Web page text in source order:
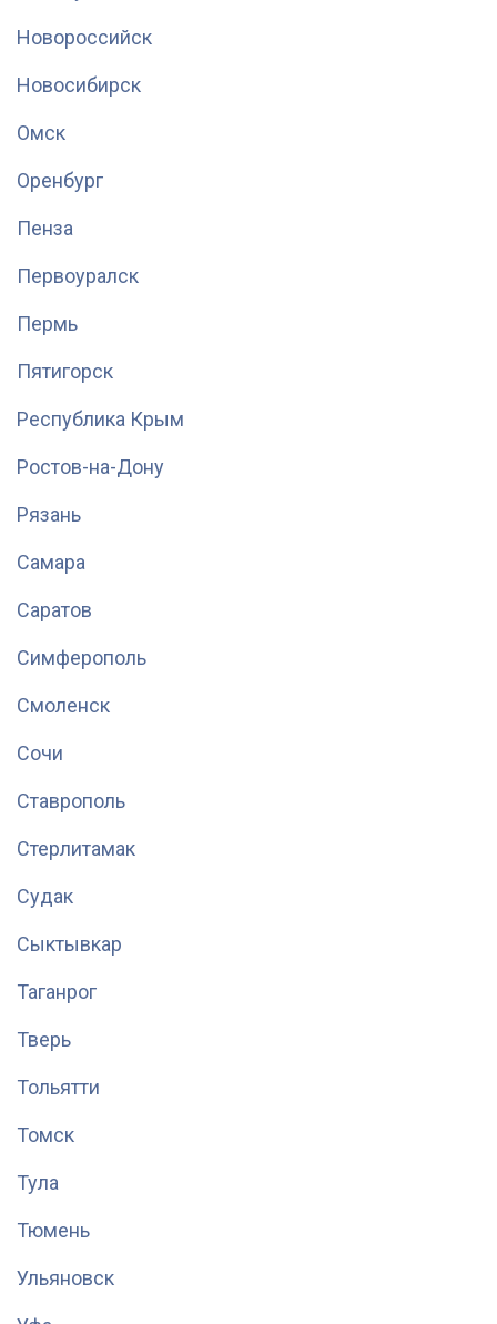
Новороссийск
Новосибирск
Омск
Оренбург
Пенза
Первоуралск
Пермь
Пятигорск
Республика Крым
Ростов-на-Дону
Рязань
Самара
Саратов
Симферополь
Смоленск
Сочи
Ставрополь
Стерлитамак
Судак
Сыктывкар
Таганрог
Тверь
Тольятти
Томск
Тула
Тюмень
Ульяновск